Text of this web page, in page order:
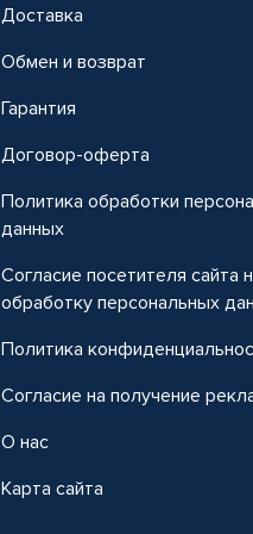
Доставка
Обмен и возврат
Гарантия
Договор-оферта
Политика обработки
данных
Согласие посетителя сайта
обработку персональных
Политика
Согласие на получение
О нас
Карта сайта